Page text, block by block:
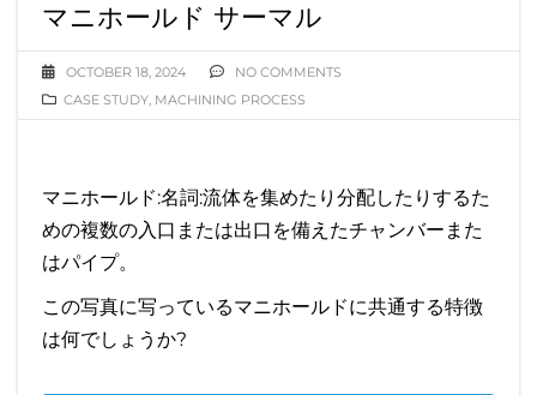
マニホールド サーマル
OCTOBER 18, 2024
NO COMMENTS
CASE STUDY, MACHINING PROCESS
マニホールド:名詞:流体を集めたり分配したりするた
めの複数の入口または出口を備えたチャンバーまた
はパイプ。
この写真に写っているマニホールドに共通する特徴
は何でしょうか?